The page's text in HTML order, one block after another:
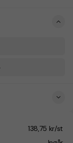
138,75 kr/st